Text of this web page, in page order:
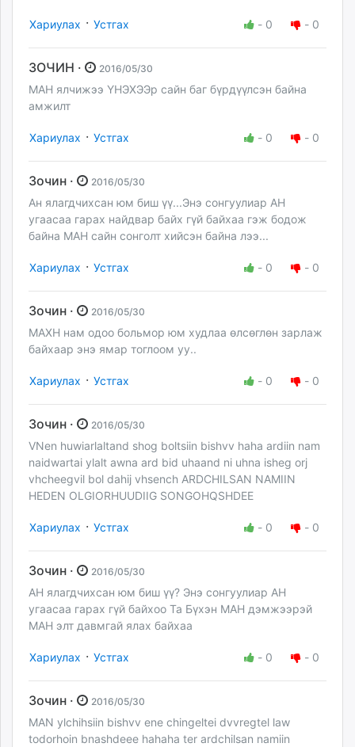
Хариулах · Устгах - 0 - 0
ЗОЧИН · 2016/05/30
МАН ялчижээ ҮНЭХЭЭр сайн баг бүрдүүлсэн байна
амжилт
Хариулах · Устгах - 0 - 0
Зочин · 2016/05/30
Ан ялагдчихсан юм биш үү...Энэ сонгуулиар АН
угаасаа гарах найдвар байх гүй байхаа гэж бодож
байна МАН сайн сонголт хийсэн байна лээ...
Хариулах · Устгах - 0 - 0
Зочин · 2016/05/30
МАХН нам одоо больмор юм худлаа өлсөглөн зарлаж
байхаар энэ ямар тоглоом уу..
Хариулах · Устгах - 0 - 0
Зочин · 2016/05/30
VNen huwiarlaltand shog boltsiin bishvv haha ardiin nam
naidwartai ylalt awna ard bid uhaand ni uhna isheg orj
vhcheegvil bol dahij vhsench ARDCHILSAN NAMIIN
HEDEN OLGIORHUUDIIG SONGOHQSHDEE
Хариулах · Устгах - 0 - 0
Зочин · 2016/05/30
АН ялагдчихсан юм биш үү? Энэ сонгуулиар АН
угаасаа гарах гүй байхоо Та Бүхэн МАН дэмжээрэй
МАН элт давмгай ялах байхаа
Хариулах · Устгах - 0 - 0
Зочин · 2016/05/30
MAN ylchihsiin bishvv ene chingeltei dvvregtel law
todorhoin bnashdeee hahaha ter ardchilsan namiin